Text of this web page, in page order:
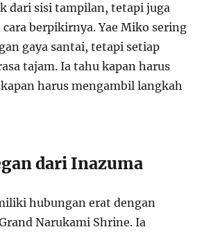
dari sisi tampilan, tetapi juga
berpikirnya. Yae Miko sering
gaya santai, tetapi setiap
tajam. Ia tahu kapan harus
harus mengambil langkah
dari Inazuma
hubungan erat dengan
Narukami Shrine. Ia